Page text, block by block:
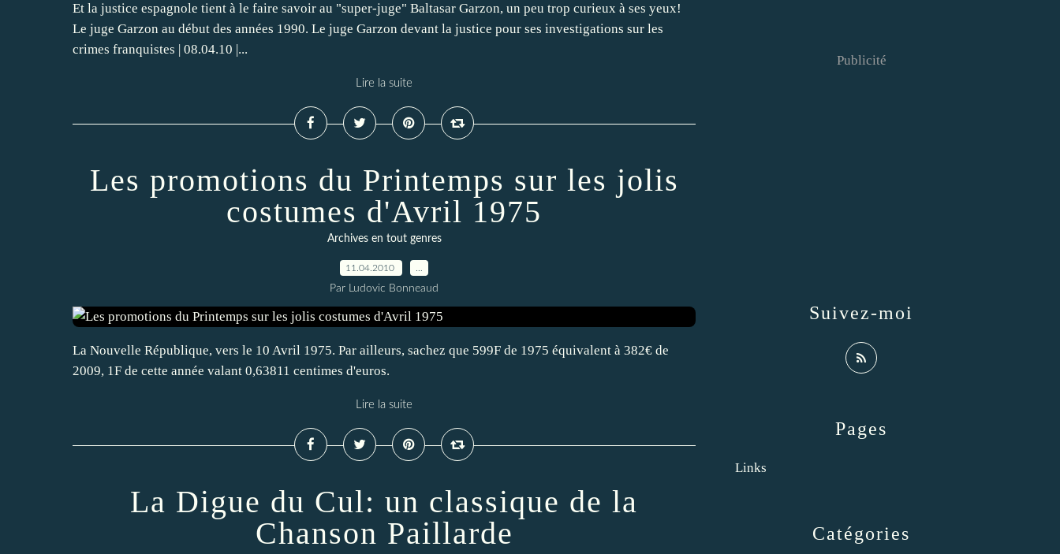
Et la justice espagnole tient à le faire savoir au "super-juge" Baltasar Garzon, un peu trop curieux à ses yeux!
Le juge Garzon au début des années 1990. Le juge Garzon devant la justice pour ses investigations sur les
crimes franquistes | 08.04.10 |...
Lire la suite
Les promotions du Printemps sur les jolis
costumes d'Avril 1975
Archives en tout genres
11.04.2010
Par Ludovic Bonneaud
La Nouvelle République, vers le 10 Avril 1975. Par ailleurs, sachez que 599F de 1975 équivalent à 382€ de
2009, 1F de cette année valant 0,63811 centimes d'euros.
Lire la suite
La Digue du Cul: un classique de la
Chanson Paillarde
Catégories
Pages
Links
Suivez-moi
Publicité